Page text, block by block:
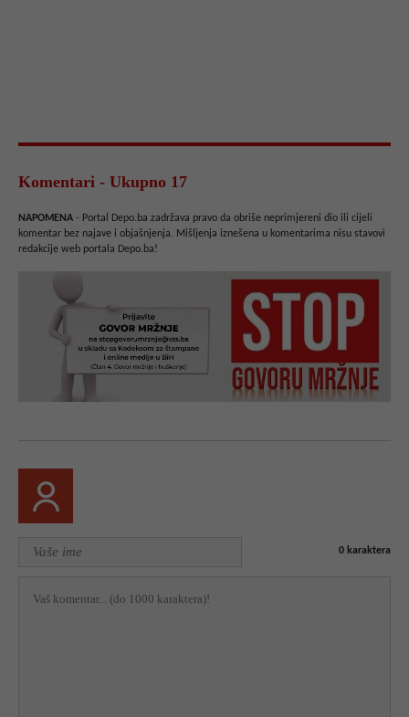
Komentari - Ukupno 17
NAPOMENA - Portal Depo.ba zadržava pravo da obriše neprimjereni dio ili cijeli
komentar bez najave i objašnjenja. Mišljenja iznešena u komentarima nisu stavovi
redakcije web portala Depo.ba!
0 karaktera